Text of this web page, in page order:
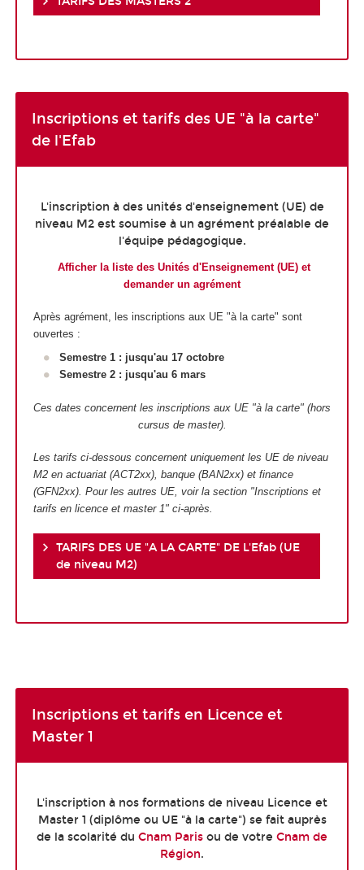
Inscriptions et tarifs des UE "à la carte"
de l'Efab
L'inscription à des unités d'enseignement (UE) de
niveau M2 est soumise à un agrément préalable de
l'équipe pédagogique.
Afficher la liste des Unités d'Enseignement (UE) et
demander un agrément
Après agrément, les inscriptions aux UE "à la carte" sont
ouvertes :
Semestre 1 : jusqu'au 17 octobre
Semestre 2 : jusqu'au 6 mars
Ces dates concernent les inscriptions aux UE "à la carte" (hors
cursus de master).
Les tarifs ci-dessous concernent uniquement les UE de niveau
M2 en actuariat (ACT2xx), banque (BAN2xx) et finance
(GFN2xx). Pour les autres UE, voir la section "Inscriptions et
tarifs en licence et master 1" ci-après.
TARIFS DES UE "A LA CARTE" DE L'Efab (UE
de niveau M2)
Inscriptions et tarifs en Licence et
Master 1
L'inscription à nos formations de niveau Licence et
Master 1 (diplôme ou UE "à la carte") se fait auprès
de la scolarité du Cnam Paris ou de votre Cnam de
Région.